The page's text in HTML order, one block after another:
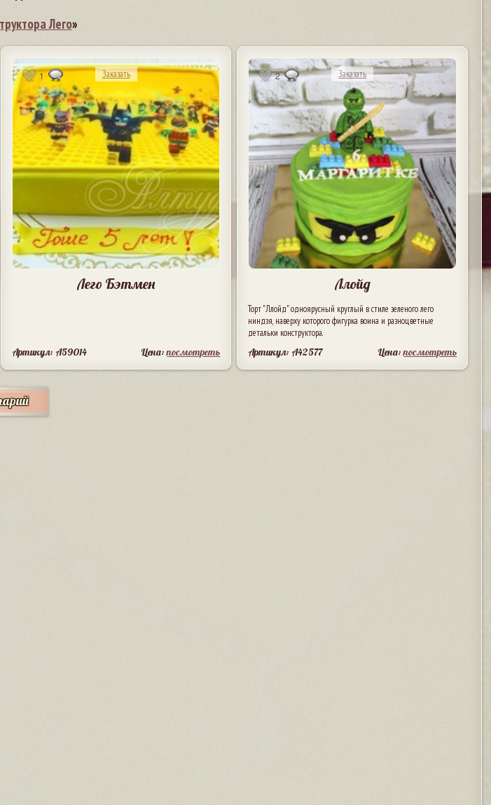
Лего»
1 Заказать
Лего Бэтмен
Артикул: A59014 Цена:посмотреть
2 Заказать
Ллойд
Торт "Ллойд" одноярусный круглый в стиле зеленого лего
ниндзя, наверху которого фигурка воина и разноцветные
детальки конструктора.
Артикул: A42577 Цена:посмотреть